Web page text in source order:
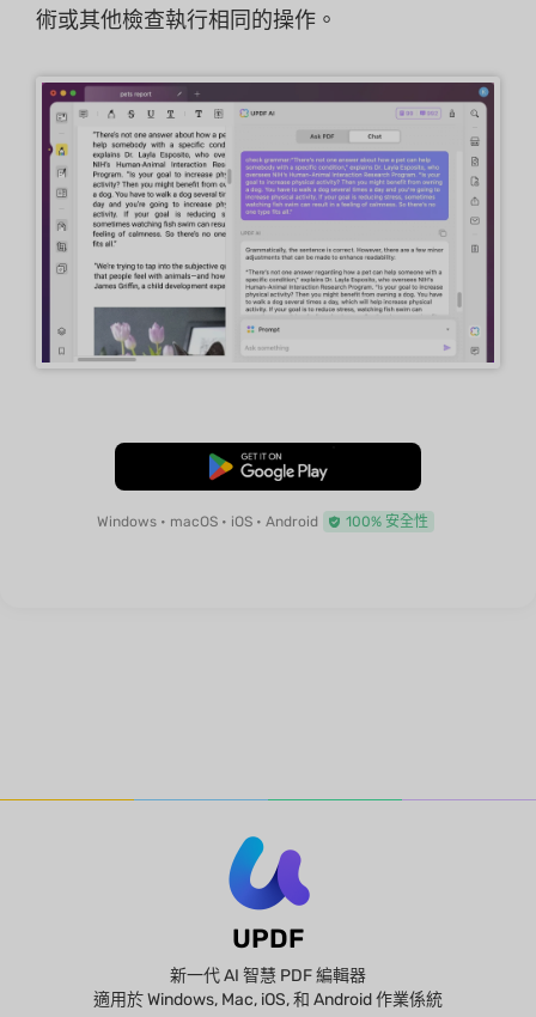
術或其他檢查執行相同的操作。
免費下載
Windows • macOS • iOS • Android 100% 安全性
UPDF
新一代 AI 智慧 PDF 編輯器
適用於 Windows, Mac, iOS, 和 Android 作業係統